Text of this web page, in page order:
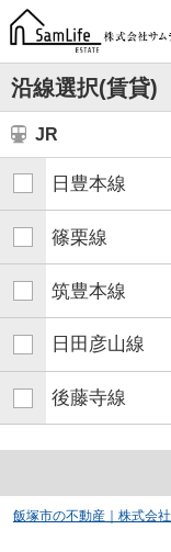
沿線選択(賃貸)
JR
日豊本線
篠栗線
筑豊本線
日田彦山線
後藤寺線
飯塚市の不動産｜株式会